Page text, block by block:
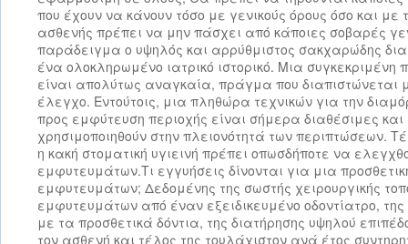
που έχουν να κάνουν τόσο με γενικούς όρους όσο και με
ασθενής πρέπει να μην πάσχει από κάποιες σοβαρές
παράδειγμα ο υψηλός και αρρύθμιστος σακχαρώδης
ένα ολοκληρωμένο ιατρικό ιστορικό. Μια συγκεκριμένη
είναι απολύτως αναγκαία, πράγμα που διαπιστώνεται
έλεγχο. Εντούτοις, μια πληθώρα τεχνικών για την
προς εμφύτευση περιοχής είναι σήμερα διαθέσιμες
χρησιμοποιηθούν στην πλειονότητά των περιπτώσεων.
η κακή στοματική υγιεινή πρέπει οπωσδήποτε να
εμφυτευμάτων.Τι εγγυήσεις δίνονται για μια
εμφυτευμάτων; Δεδομένης της σωστής χειρουργικής
εμφυτευμάτων από έναν εξειδικευμένο οδοντίατρο,
με τα προσθετικά δόντια, της διατήρησης υψηλού
τον ασθενή και τέλος της τουλάχιστον ανά έτος